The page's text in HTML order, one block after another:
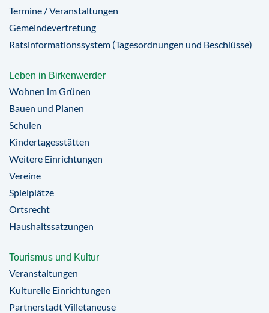
Termine / Veranstaltungen
Gemeindevertretung
Ratsinformationssystem (Tagesordnungen und Beschlüsse)
Leben in Birkenwerder
Wohnen im Grünen
Bauen und Planen
Schulen
Kindertagesstätten
Weitere Einrichtungen
Vereine
Spielplätze
Ortsrecht
Haushaltssatzungen
Tourismus und Kultur
Veranstaltungen
Kulturelle Einrichtungen
Partnerstadt Villetaneuse